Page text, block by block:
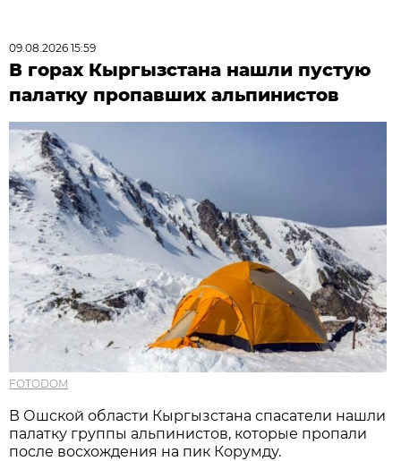
09.08.2026 15:59
В горах Кыргызстана нашли пустую
палатку пропавших альпинистов
FOTODOM
В Ошской области Кыргызстана спасатели нашли
палатку группы альпинистов, которые пропали
после восхождения на пик Корумду.